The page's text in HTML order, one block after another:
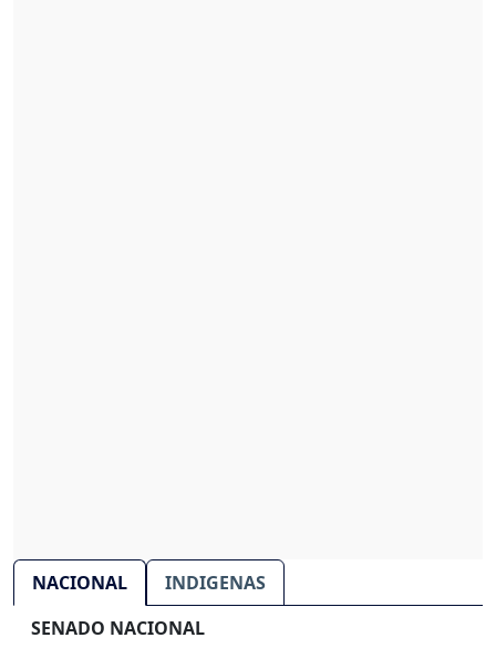
NACIONAL
INDIGENAS
SENADO NACIONAL